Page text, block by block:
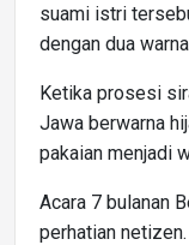
suami istri
dengan dua
Ketika prosesi
Jawa berwarna
pakaian menjadi
Acara 7 bulanan
perhatian